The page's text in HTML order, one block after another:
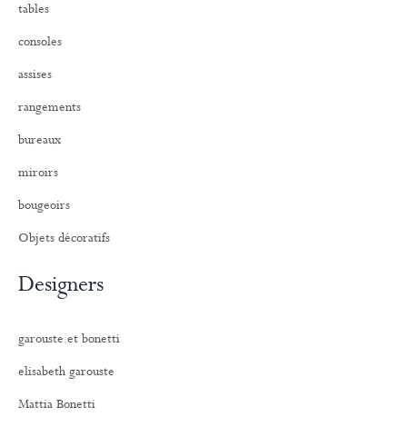
tables
consoles
assises
rangements
bureaux
miroirs
bougeoirs
Objets décoratifs
Designers
garouste et bonetti
elisabeth garouste
Mattia Bonetti